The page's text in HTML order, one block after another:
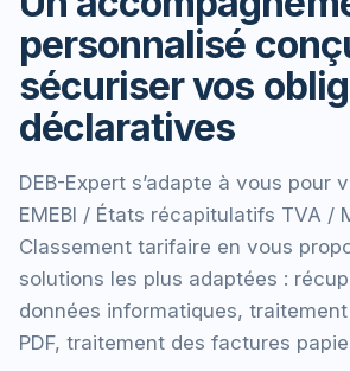
personnalisé
sécuriser vos
déclaratives
DEB-Expert s’adapte à vous pour
EMEBI / États récapitulatifs TVA /
Classement tarifaire en vous
solutions les plus adaptées :
données informatiques,
PDF, traitement des factures